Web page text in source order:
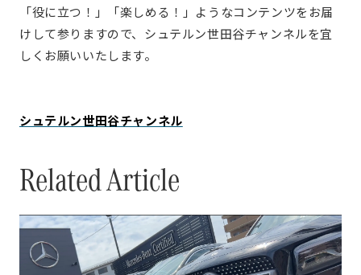
「役に立つ！」「楽しめる！」ようなコンテンツをお届
けして参りますので、シュテルン世田谷チャンネルを宜
しくお願いいたします。
シュテルン世田谷チャンネル
Related Article